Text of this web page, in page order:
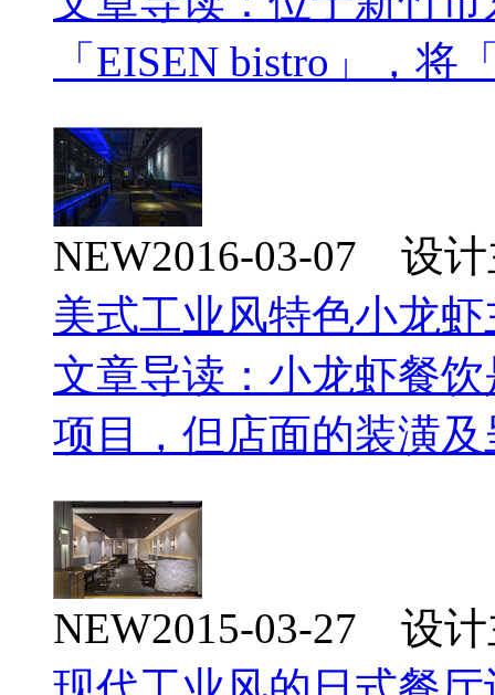
「EISEN bistro」，
NEW2016-03-07 设
美式工业风特色小龙
文章导读：小龙虾餐
项目，但店面的装潢
NEW2015-03-27 设